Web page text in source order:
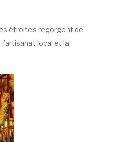
étroites regorgent de
local et la